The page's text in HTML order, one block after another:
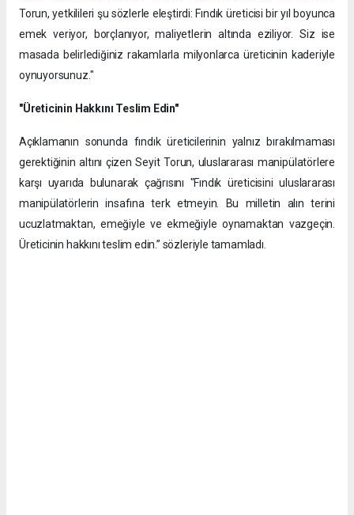
Torun, yetkilileri şu sözlerle eleştirdi: Fındık üreticisi bir yıl boyunca
emek veriyor, borçlanıyor, maliyetlerin altında eziliyor. Siz ise
masada belirlediğiniz rakamlarla milyonlarca üreticinin kaderiyle
oynuyorsunuz."
"Üreticinin Hakkını Teslim Edin"
Açıklamanın sonunda fındık üreticilerinin yalnız bırakılmaması
gerektiğinin altını çizen Seyit Torun, uluslararası manipülatörlere
karşı uyarıda bulunarak çağrısını ​"Fındık üreticisini uluslararası
manipülatörlerin insafına terk etmeyin. Bu milletin alın terini
ucuzlatmaktan, emeğiyle ve ekmeğiyle oynamaktan vazgeçin.
Üreticinin hakkını teslim edin.” sözleriyle tamamladı.